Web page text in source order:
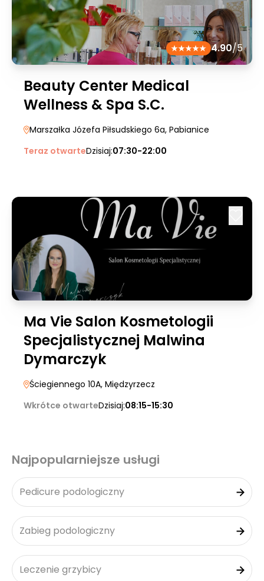
4.90/5
Beauty Center Medical
Wellness & Spa S.C.
Marszałka Józefa Piłsudskiego 6a, Pabianice
Teraz otwarteDzisiaj:07:30-22:00
Ma Vie Salon Kosmetologii
Specjalistycznej Malwina
Dymarczyk
Ściegiennego 10A, Międzyrzecz
Wkrótce otwarteDzisiaj:08:15-15:30
Najpopularniejsze usługi
Pedicure podologiczny
Zabieg podologiczny
Leczenie grzybicy